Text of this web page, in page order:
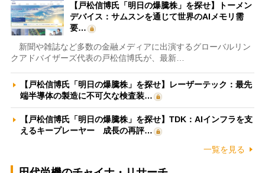
【戸松信博氏「明日の爆騰株」を探せ】トーメン
デバイス：サムスンを通じて世界のAIメモリ需
要…
新聞や雑誌など多数の金融メディアに出演するグローバルリン
クアドバイザーズ代表の戸松信博氏が、最新…
【戸松信博氏「明日の爆騰株」を探せ】レーザーテック：最先
端半導体の製造に不可欠な検査装…
【戸松信博氏「明日の爆騰株」を探せ】TDK：AIインフラを支
えるキープレーヤー 成長の再評…
一覧を見る